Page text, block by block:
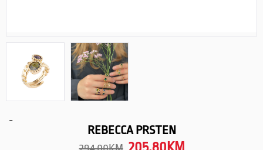
-
REBECCA PRSTEN